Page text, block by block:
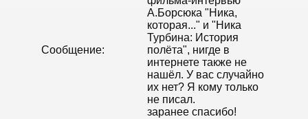
Сообщение:
А.Борсюка "Ника,
которая..." и "Ника
Турбина: История
полёта", нигде в
интернете также не
нашёл. У вас случайно
их нет? Я кому только
не писал.
заранее спасибо!